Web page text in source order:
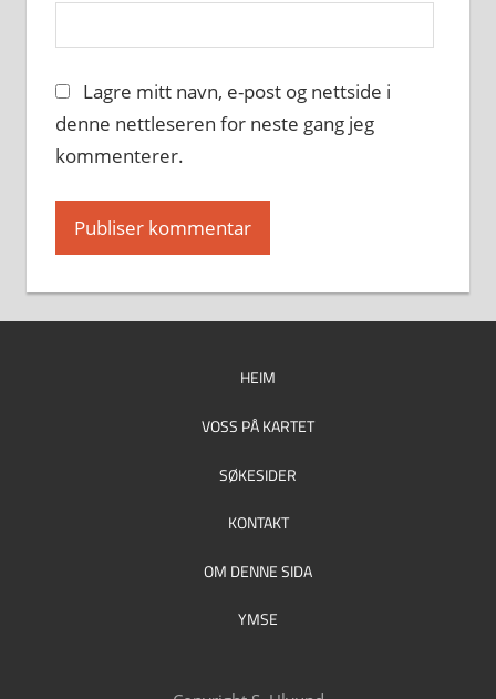
Lagre mitt navn, e-post og nettside i
denne nettleseren for neste gang jeg
kommenterer.
HEIM
VOSS PÅ KARTET
SØKESIDER
KONTAKT
OM DENNE SIDA
YMSE